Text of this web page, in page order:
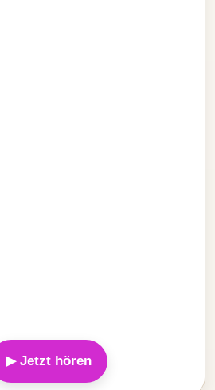
▶ Jetzt hören